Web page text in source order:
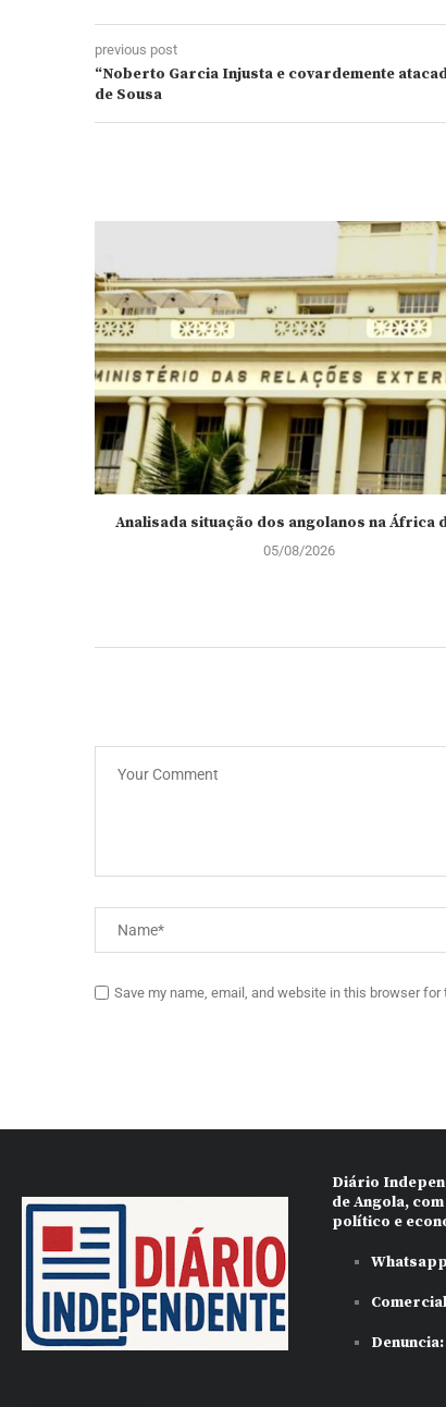
previous post
“Noberto Garcia Injusta e covardemente
de Sousa
Analisada situação dos angolanos na África
05/08/2026
Save my name, email, and website in this browser
Diário
de Angola,
político e
Denuncia: